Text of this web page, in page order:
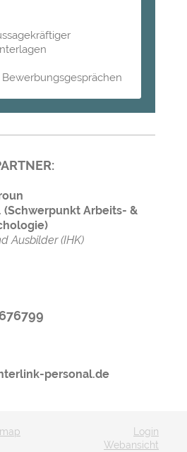
(Schwerpunkt Arbeits- &
Ausbilder (IHK)
personal.de
Login
Webansicht